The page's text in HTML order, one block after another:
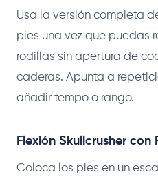
Usa la versión completa
pies una vez que puedas
rodillas sin apertura de
caderas. Apunta a
añadir tempo o rango.
Flexión Skullcrusher con
Coloca los pies en un